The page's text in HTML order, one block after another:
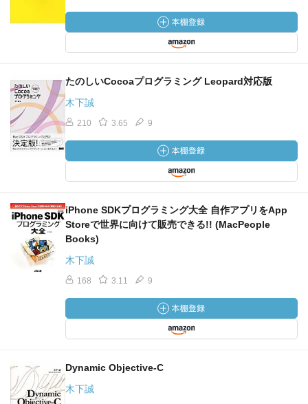
たのしいCocoaプログラミング Leopard対応版
木下誠
210 3.65 9
iPhone SDKプログラミング大全 自作アプリをApp
Storeで世界に向けて販売できる!! (MacPeople
Books)
木下誠
168 3.11 9
Dynamic Objective‐C
木下誠